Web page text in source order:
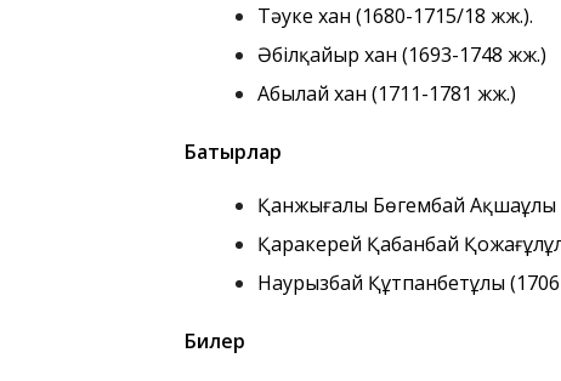
Тәуке хан (1680-1715/18 жж.).
Әбілқайыр хан (1693-1748 жж.)
Абылай хан (1711-1781 жж.)
Батырлар
Қанжығалы Бөгембай Ақшаұлы
Қаракерей Қабанбай
Наурызбай Құтпанбетұлы
Билер